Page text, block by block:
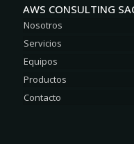
AWS CONSULTING
Nosotros
Servicios
Equipos
Productos
Contacto